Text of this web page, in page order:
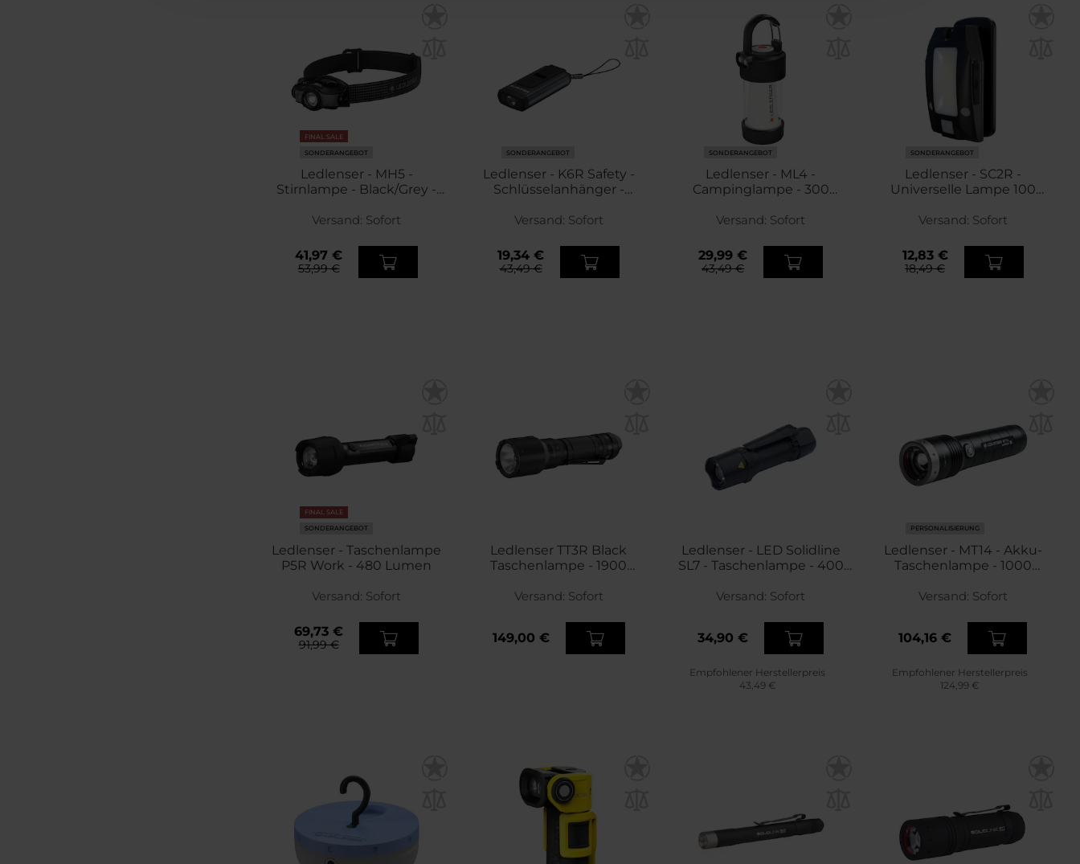
FINAL SALE
SONDERANGEBOT
Ledlenser - MH5 -
Stirnlampe - Black/Grey -
Versand: Sofort
41,97 €
53,99 €
SONDERANGEBOT
Ledlenser - K6R Safety -
Schlüsselanhänger -
Gray
Versand: Sofort
19,34 €
43,49 €
SONDERANGEBOT
Ledlenser - ML4 -
Campinglampe - 300
Versand: Sofort
29,99 €
43,49 €
SONDERANGEBOT
Ledlenser - SC2R -
Universelle Lampe 100
Versand: Sofort
12,83 €
18,49 €
FINAL SALE
SONDERANGEBOT
Ledlenser - Taschenlampe
P5R Work - 480 Lumen
Versand: Sofort
69,73 €
91,99 €
Ledlenser TT3R Black
Taschenlampe - 1900
Versand: Sofort
149,00 €
Ledlenser - LED Solidline
SL7 - Taschenlampe - 400
Versand: Sofort
34,90 €
Empfohlener Herstellerpreis
43,49 €
PERSONALISIERUNG
Ledlenser - MT14 - Akku-
Taschenlampe - 1000
Versand: Sofort
104,16 €
Empfohlener Herstellerpreis
124,99 €